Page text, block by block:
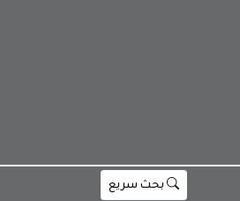
بحث سريع